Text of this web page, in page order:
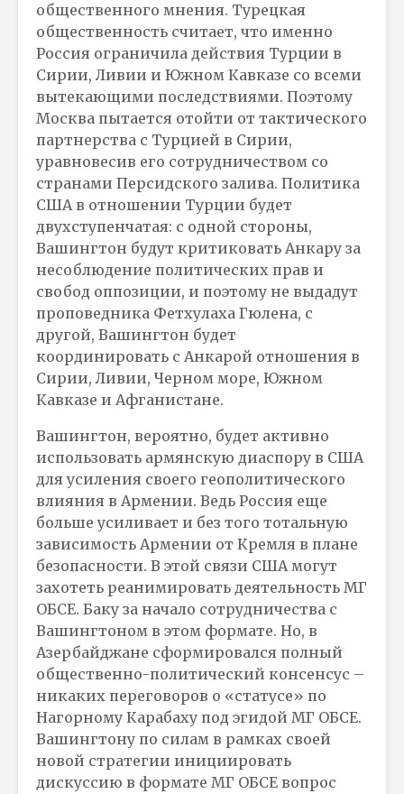
общественного мнения. Турецкая
общественность считает, что именно
Россия ограничила действия Турции в
Сирии, Ливии и Южном Кавказе со всеми
вытекающими последствиями. Поэтому
Москва пытается отойти от тактического
партнерства с Турцией в Сирии,
уравновесив его сотрудничеством со
странами Персидского залива. Политика
США в отношении Турции будет
двухступенчатая: с одной стороны,
Вашингтон будут критиковать Анкару за
несоблюдение политических прав и
свобод оппозиции, и поэтому не выдадут
проповедника Фетхулаха Гюлена, с
другой, Вашингтон будет
координировать с Анкарой отношения в
Сирии, Ливии, Черном море, Южном
Кавказе и Афганистане.
Вашингтон, вероятно, будет активно
использовать армянскую диаспору в США
для усиления своего геополитического
влияния в Армении. Ведь Россия еще
больше усиливает и без того тотальную
зависимость Армении от Кремля в плане
безопасности. В этой связи США могут
захотеть реанимировать деятельность МГ
ОБСЕ. Баку за начало сотрудничества с
Вашингтоном в этом формате. Но, в
Азербайджане сформировался полный
общественно-политический консенсус –
никаких переговоров о «статусе» по
Нагорному Карабаху под эгидой МГ ОБСЕ.
Вашингтону по силам в рамках своей
новой стратегии инициировать
дискуссию в формате МГ ОБСЕ вопрос